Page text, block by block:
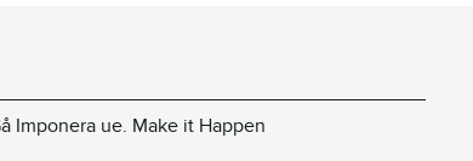
Imponera ue. Make it Happen